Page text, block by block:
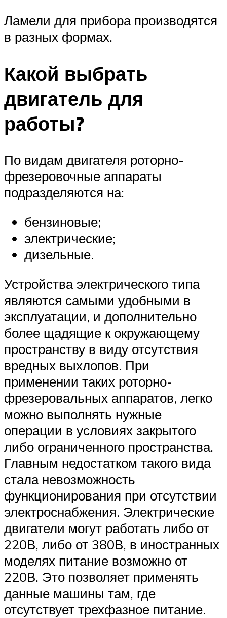
Ламели для прибора производятся
в разных формах.
Какой выбрать
двигатель для
работы?
По видам двигателя роторно-
фрезеровочные аппараты
подразделяются на:
бензиновые;
электрические;
дизельные.
Устройства электрического типа
являются самыми удобными в
эксплуатации, и дополнительно
более щадящие к окружающему
пространству в виду отсутствия
вредных выхлопов. При
применении таких роторно-
фрезеровальных аппаратов, легко
можно выполнять нужные
операции в условиях закрытого
либо ограниченного пространства.
Главным недостатком такого вида
стала невозможность
функционирования при отсутствии
электроснабжения. Электрические
двигатели могут работать либо от
220В, либо от 380В, в иностранных
моделях питание возможно от
220В. Это позволяет применять
данные машины там, где
отсутствует трехфазное питание.